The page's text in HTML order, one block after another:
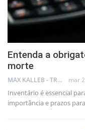
Entenda a
morte
MAX KALLEB - TRADER mar
Inventário é essencial
importância e prazos